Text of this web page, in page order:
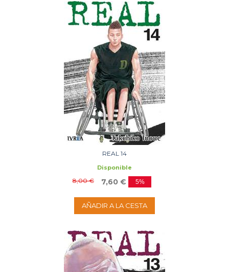
REAL 14
Disponible
8,00 € 7,60 € 5%
AÑADIR A LA CESTA